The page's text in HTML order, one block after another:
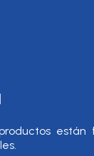
están